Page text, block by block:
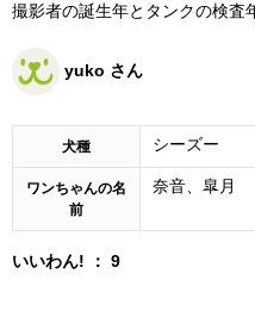
撮影者の誕生年とタンクの検査
yuko さん
犬種 シーズー
ワンちゃんの名
前
奈音、皐月
いいわん! ： 9